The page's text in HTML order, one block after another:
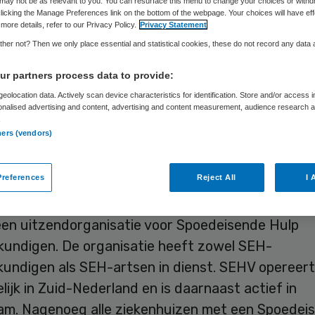
Skipr Redactie 29 december 2011,08:00 94 keer gelezen
HighCare neemt met hulp van
Holland Venture
speler op het gebied van flexibele
uitzendorganisatie voor Spoedeisende Hulp
De organisatie heeft zowel SEH-
als SEH-artsen in dienst. SEHV opereert
in Zuid-Nederland en is daarnaast actief in
Nagenoeg alle ziekenhuizen met een
the Manage Preferences link on the bottom of the webpage. Your choices will have
details, refer to our Privacy Policy.
Privacy Statement
not? Then we only place essential and statistical cookies, these do not record any data
partners process data to provide:
data. Actively scan device characteristics for identification. Store and/or access
advertising and content, advertising and content measurement, audience research
(vendors)
Reject All I